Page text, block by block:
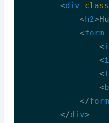
<div class
<h2>
<form
<
<
<
<
</form
</div>